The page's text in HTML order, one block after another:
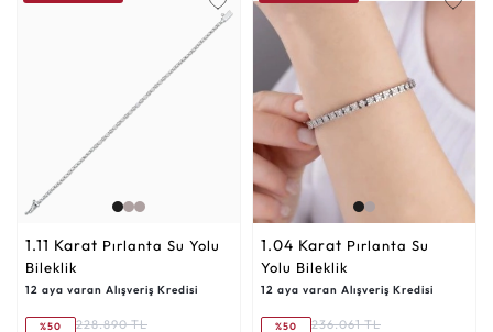
1.11 Karat
Bileklik
12 aya varan Alışveriş Kredisi
%50 228.890 TL
1.04 Karat
Yolu Bileklik
12 aya varan Alışveriş Kredisi
%50 236.061 TL